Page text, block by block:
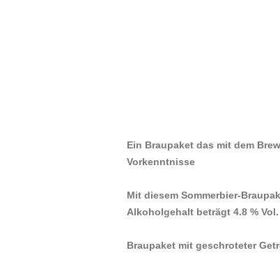
Ein Braupaket das mit dem
Vorkenntnisse
Mit diesem Sommerbier-
Alkoholgehalt beträgt 4.8 % Vol.
Braupaket mit geschroteter